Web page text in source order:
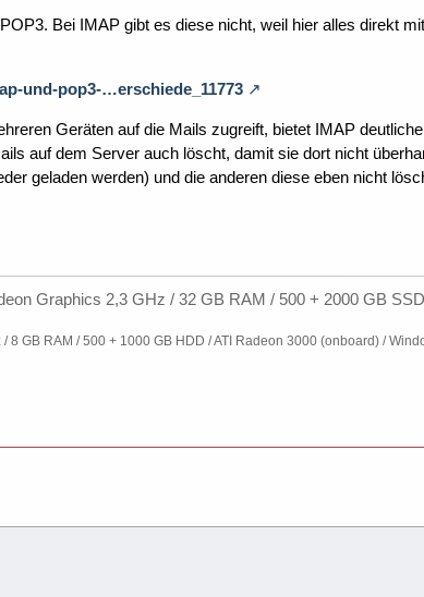
Bei IMAP gibt es diese nicht, weil hier alles direkt
und-pop3-…erschiede_11773
Geräten auf die Mails zugreift, bietet IMAP
auf dem Server auch löscht, damit sie dort nicht
geladen werden) und die anderen diese eben nicht
Graphics 2,3 GHz / 32 GB RAM / 500 + 2000 GB
8 GB RAM / 500 + 1000 GB HDD / ATI Radeon 3000 (onboard) /